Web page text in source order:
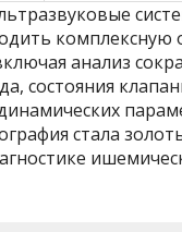
комплексную
анализ
состояния
стала